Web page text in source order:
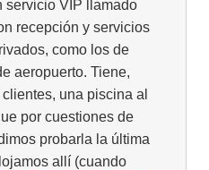
servicio VIP llamado
recepción y servicios
como los de
aeropuerto. Tiene,
una piscina al
por cuestiones de
probarla la última
allí (cuando